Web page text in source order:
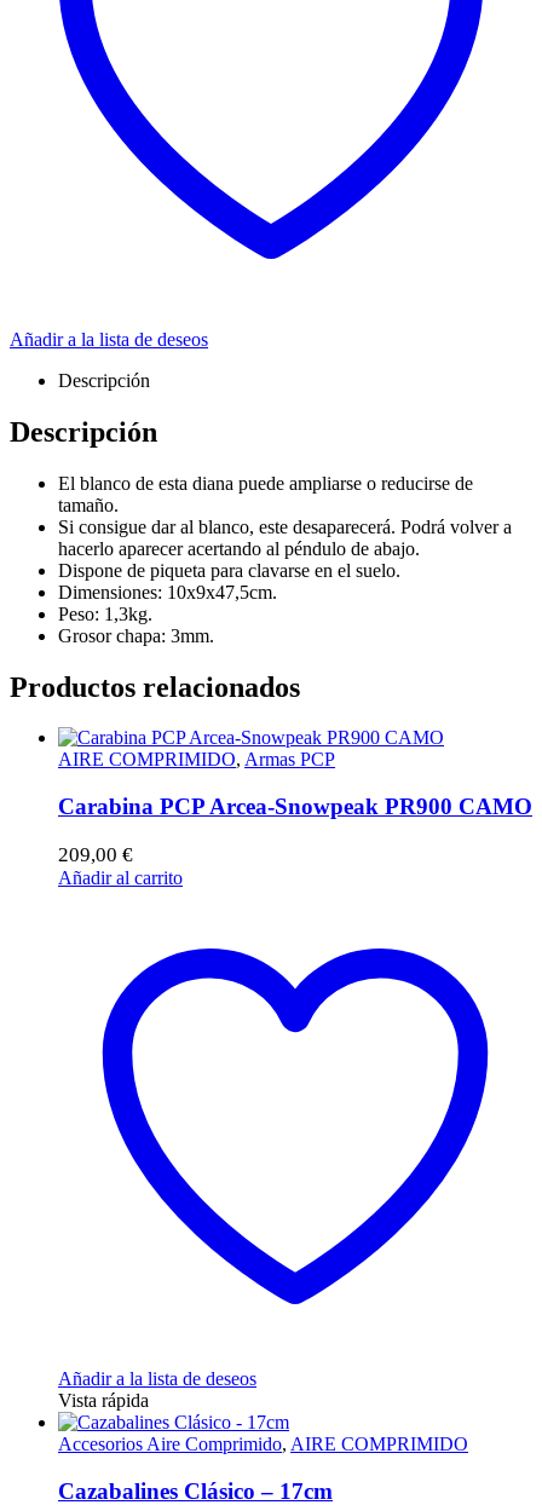
Añadir a la lista de deseos
Descripción
Descripción
El blanco de esta diana puede ampliarse o reducirse de
tamaño.
Si consigue dar al blanco, este desaparecerá. Podrá volver a
hacerlo aparecer acertando al péndulo de abajo.
Dispone de piqueta para clavarse en el suelo.
Dimensiones: 10x9x47,5cm.
Peso: 1,3kg.
Grosor chapa: 3mm.
Productos relacionados
AIRE COMPRIMIDO, Armas PCP
Carabina PCP Arcea-Snowpeak PR900 CAMO
209,00 €
Añadir al carrito
Añadir a la lista de deseos
Vista rápida
Accesorios Aire Comprimido, AIRE COMPRIMIDO
Cazabalines Clásico – 17cm